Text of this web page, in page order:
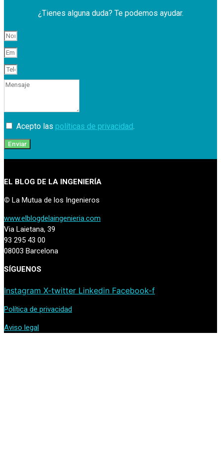
¿Tienes alguna duda? Te podemos ayudar.
Acepto las políticas de privacidad.
Enviar
EL BLOG DE LA INGENIERÍA
© La Mutua de los Ingenieros
www.elblogdelaingenieria.com
Via Laietana, 39
93 295 43 00
08003 Barcelona
SÍGUENOS
Instagram X-twitter Linkedin Facebook-f
Política de privacidad
Aviso legal